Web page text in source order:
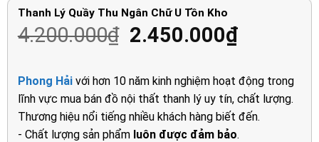
Thanh Lý Quầy Thu Ngân Chữ U Tồn Kho
4.200.000₫ Giá
là:
4.200.000₫.
2.450.000₫Giá
tại
là:
Phong Hảivới hơn 10 năm kinh nghiệm hoạt động trong
lĩnh vực mua bán đồ nội thất thanh lý uy tín, chất lượng.
Thương hiệu nổi tiếng nhiều khách hàng biết đến.
- Chất lượng sản phẩm luôn được đảm bảo.